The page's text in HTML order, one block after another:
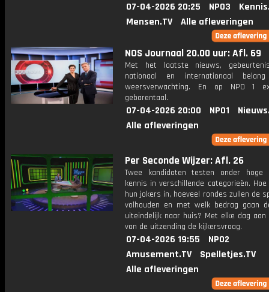
07-04-2026 20:25 NPO3
Mensen.TV
Alle afleveringen
NOS Journaal 20.00 uur: Afl. 69
Met het laatste nieuws,
nationaal en internationaal
weersverwachting. En op NPO 1
gebarentaal.
07-04-2026 20:00 NPO1
Alle afleveringen
Per Seconde Wijzer: Afl. 26
Twee kandidaten testen onder hoge
kennis in verschillende categorieën.
hun jokers in, hoeveel rondes zullen de
volhouden en met welk bedrag gaan
uiteindelijk naar huis? Met elke dag
van de uitzending de kijkersvraag.
07-04-2026 19:55
NPO2
Amusement.TV
Spelletjes.TV
Alle afleveringen